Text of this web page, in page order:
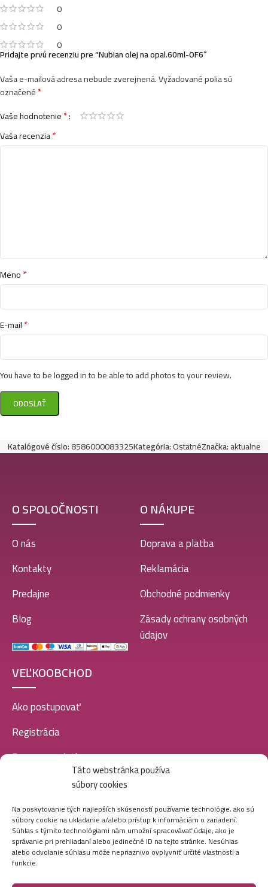
Táto webstránka používa
súbory cookies
Na poskytovanie tých najlepších skúseností používame technológie, ako sú
súbory cookie na ukladanie a/alebo prístup k informáciám o zariadení.
Súhlas s týmito technológiami nám umožní spracovávať údaje, ako je
správanie pri prehliadaní alebo jedinečné ID na tejto stránke. Nesúhlas
alebo odvolanie súhlasu môže nepriaznivo ovplyvniť určité vlastnosti a
funkcie.
0
0
0
Pridajte prvú recenziu pre “Nubian olej na opal.60ml-OF6”
Vaša e-mailová adresa nebude zverejnená.Vyžadované polia sú
označené*
Vaše hodnotenie*
Vaša recenzia*
Meno*
E-mail*
You have to be logged in to be able to add photos to your review.
Katalógové číslo:8586000083325Kategória:OstatnéZnačka:aktualne
O SPOLOČNOSTI
O nás
Kontakty
Predajne
Blog
O NÁKUPE
Doprava a platba
Reklamácia
Obchodné podmienky
Zásady ochrany osobných
údajov
VEĽKOOBCHOD
Ako postupovať
Registrácia
Doprava a platba
SOCIÁLNE SIETE